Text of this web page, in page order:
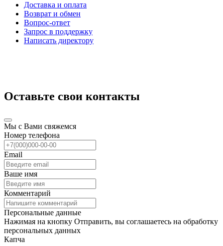
Доставка и оплата
Возврат и обмен
Вопрос-ответ
Запрос в поддержку
Написать директору
Оставьте свои контакты
Мы с Вами свяжемся
Номер телефона
Email
Ваше имя
Комментарий
Персональные данные
Нажимая на кнопку Отправить, вы соглашаетесь на обработку
персональных данных
Капча